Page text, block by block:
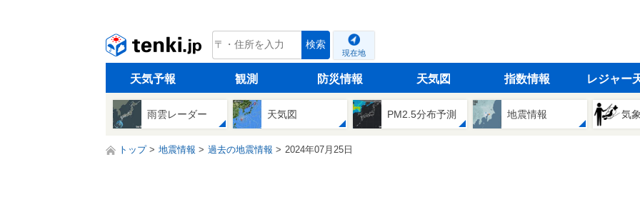
tenki.jp 検索
現在地
天気予報 観測 防災情報 天気図 指数情報 レジャー
雨雲レーダー 天気図 PM2.5分布予測 地震情報 気
トップ 地震情報 過去の地震情報 2024年07月25日